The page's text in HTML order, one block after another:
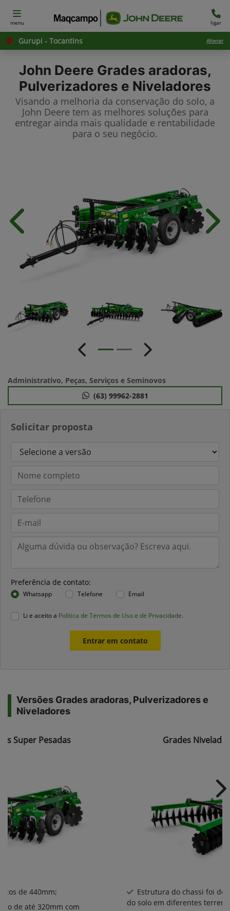
menu ligar
Gurupi - Tocantins Alterar
John Deere Grades aradoras,
Pulverizadores e Niveladores
Visando a melhoria da conservação do solo, a
John Deere tem as melhores soluções para
entregar ainda mais qualidade e rentabilidade
para o seu negócio.
Solicitar proposta
Preferência de contato:
Whatsapp Telefone Email
Li e aceito a Política de Termos de Uso e de Privacidade.
Entrar em contato
Anterior
Anterior Próximo
Administrativo, Peças, Serviços e Seminovos
(63) 99962-2881
Versões Grades aradoras, Pulverizadores e
Niveladores
Super Pesadas
de 440mm​;
de até 320mm com
Grades
Estrutura do chassi foi
do solo em diferentes